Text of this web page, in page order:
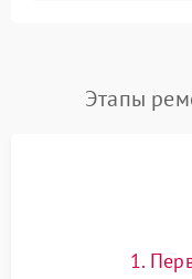
Нестабильная яркость
контраст
Неравномерная
автоматическая
трапеции (Keystone)
Этапы
1.